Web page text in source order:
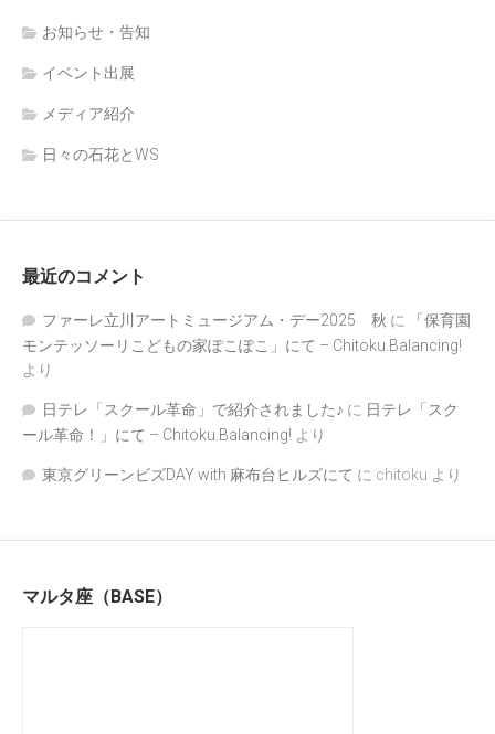
お知らせ・告知
イベント出展
メディア紹介
日々の石花とWS
最近のコメント
ファーレ立川アートミュージアム・デー2025 秋 に
「保育園
モンテッソーリこどもの家ぽこぽこ」にて – Chitoku.Balancing!
より
日テレ「スクール革命」で紹介されました♪ に 日テレ「スク
ール革命！」にて – Chitoku.Balancing! より
東京グリーンビズDAY with 麻布台ヒルズにて に chitoku より
マルタ座（BASE）